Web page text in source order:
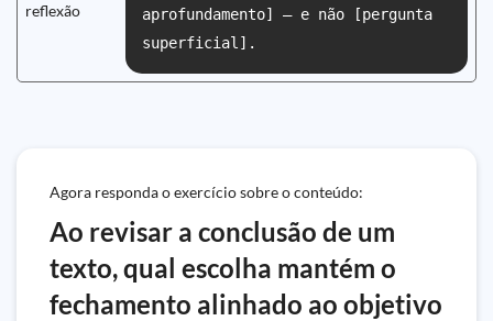
reflexão
aprofundamento] — e não [pergunta
superficial].
Agora responda o exercício sobre o conteúdo:
Ao revisar a conclusão de um
texto, qual escolha mantém o
fechamento alinhado ao objetivo